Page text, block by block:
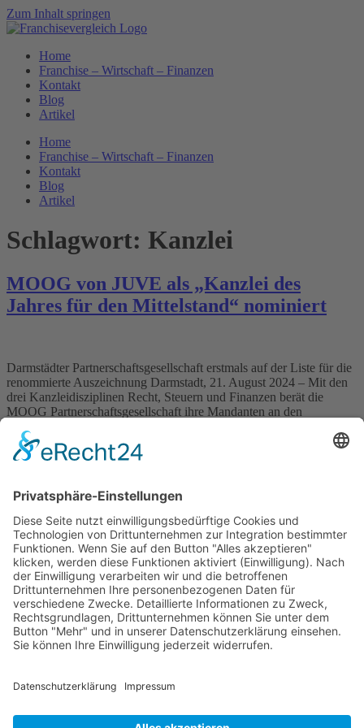
Zum Inhalt springen
Home
Franchise – Wirtschaft – Finanzen
Kontakt
Blog
Artikel
Home
Franchise – Wirtschaft – Finanzen
Kontakt
Blog
Artikel
Schlagwort: Kanzlei
MOOG von JUVE als „Kanzlei des
Jahres für den Mittelstand“ nominiert
Darmstädter Partnerschaftsgesellschaft erstmals auf der Liste für die
renommierte Auszeichnung Darmstadt, 21. August 2024 – Mit den
drei Kanzleidisziplinen Recht, Steuern und Finanzen berät die
MOOG Partnerschaftsgesellschaft ihre Mandanten an den
nun eine von fünf Nominierungen für den JUVE Award 2024 in der
Kategorie „Kanzlei […]
Impressum
Datenschutz
Kooperation
Werbung
Presse- und Öffentlichkeitsarbeit
Aktuelles
Themenwelt